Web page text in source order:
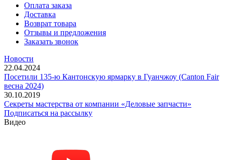
Оплата заказа
Доставка
Возврат товара
Отзывы и предложения
Заказать звонок
Новости
22.04.2024
Посетили 135-ю Кантонскую ярмарку в Гуанчжоу (Canton Fair
весна 2024)
30.10.2019
Секреты мастерства от компании «Деловые запчасти»
Подписаться на рассылку
Видео